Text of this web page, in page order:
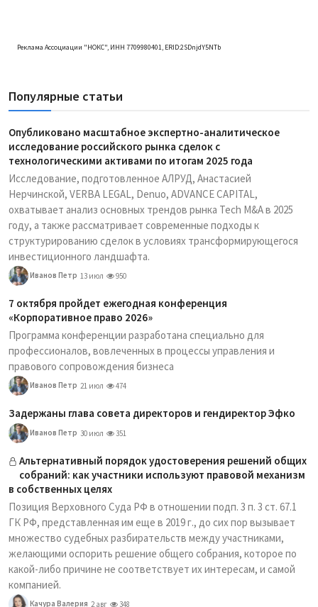
Реклама Ассоциации "НОКС", ИНН 7709980401, ERID:2SDnjdY5NTb
Популярные статьи
Опубликовано масштабное экспертно-аналитическое
исследование российского рынка сделок с
технологическими активами по итогам 2025 года
Исследование, подготовленное АЛРУД, Анастасией
Нерчинской, VERBA LEGAL, Denuo, ADVANCE CAPITAL,
охватывает анализ основных трендов рынка Tech M&A в 2025
году, а также рассматривает современные подходы к
структурированию сделок в условиях трансформирующегося
инвестиционного ландшафта.
Иванов Петр 13 июл 950
7 октября пройдет ежегодная конференция
«Корпоративное право 2026»
Программа конференции разработана специально для
профессионалов, вовлеченных в процессы управления и
правового сопровождения бизнеса
Иванов Петр 21 июл 474
Задержаны глава совета директоров и гендиректор Эфко
Иванов Петр 30 июл 351
Альтернативный порядок удостоверения решений общих
собраний: как участники используют правовой механизм
в собственных целях
Позиция Верховного Суда РФ в отношении подп. 3 п. 3 ст. 67.1
ГК РФ, представленная им еще в 2019 г., до сих пор вызывает
множество судебных разбирательств между участниками,
желающими оспорить решение общего собрания, которое по
какой-либо причине не соответствует их интересам, и самой
компанией.
Качура Валерия 2 авг 348